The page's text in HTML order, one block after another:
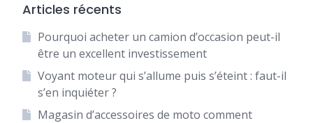
Articles récents
Pourquoi acheter un camion d’occasion peut-il
être un excellent investissement
Voyant moteur qui s’allume puis s’éteint : faut-il
s’en inquiéter ?
Magasin d’accessoires de moto comment